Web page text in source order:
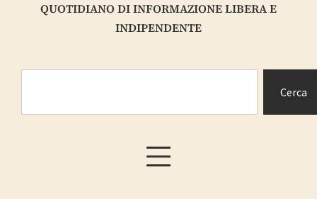
QUOTIDIANO DI INFORMAZIONE LIBERA E
INDIPENDENTE
Cerca